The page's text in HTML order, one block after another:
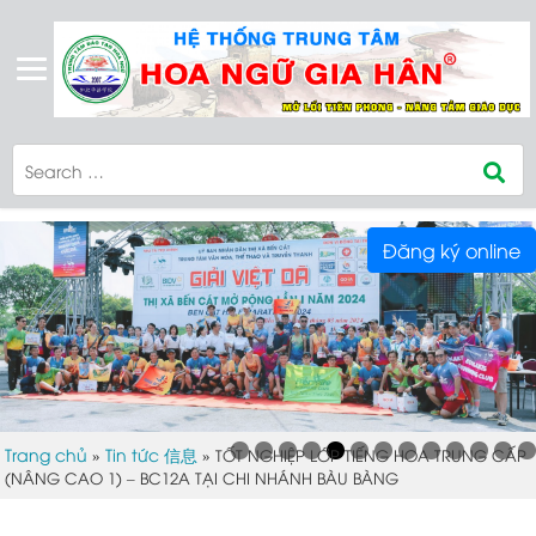
Trang chủ »Tin tức 信息 »TỐT NGHIỆP LỚP TIẾNG HOA TRUNG CẤP
(NÂNG CAO 1) – BC12A TẠI CHI NHÁNH BÀU BÀNG
Đăng ký online